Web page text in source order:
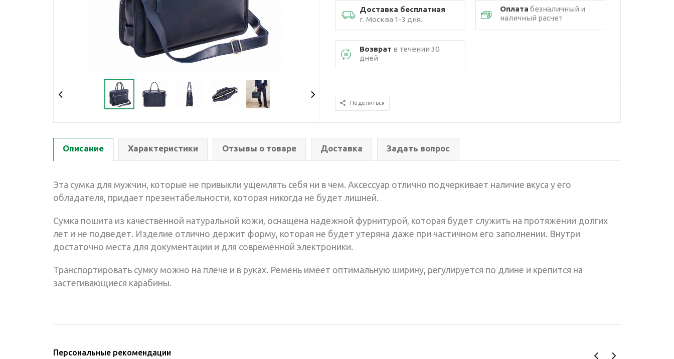
Доставка бесплатная
г. Москва 1-3 дня.
Оплата безналичный и
наличный расчет
Возврат в течении 30
дней
Поделиться
Описание Характеристики Отзывы о товаре Доставка Задать вопрос
Эта сумка для мужчин, которые не привыкли ущемлять себя ни в чем. Аксессуар отлично подчеркивает наличие вкуса у его
обладателя, придает презентабельности, которая никогда не будет лишней.
Сумка пошита из качественной натуральной кожи, оснащена надежной фурнитурой, которая будет служить на протяжении долгих
лет и не подведет. Изделие отлично держит форму, которая не будет утеряна даже при частичном его заполнении. Внутри
достаточно места для документации и для современной электроники.
Транспортировать сумку можно на плече и в руках. Ремень имеет оптимальную ширину, регулируется по длине и крепится на
застегивающиеся карабины.
Персональные рекомендации